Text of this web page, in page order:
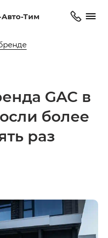
Авто-Тим
GAC в
более
раз